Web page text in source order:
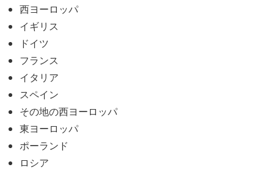
西ヨーロッパ
イギリス
ドイツ
フランス
イタリア
スペイン
その地の西ヨーロッパ
東ヨーロッパ
ポーランド
ロシア